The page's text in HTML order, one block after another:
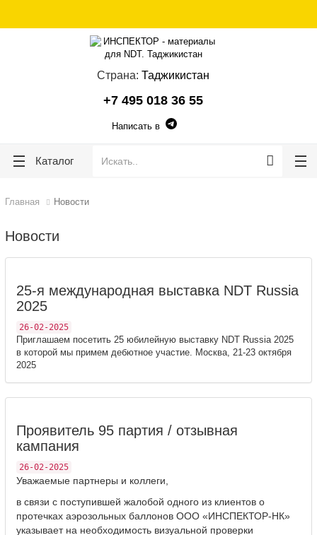
Страна: Таджикистан
+7 495 018 36 55
Написать в
Каталог
Главная Новости
Новости
25-я международная выставка NDT Russia
2025
26-02-2025
Приглашаем посетить 25 юбилейную выставку NDT Russia 2025
в которой мы примем дебютное участие. Москва, 21-23 октября
2025
Проявитель 95 партия / отзывная
кампания
26-02-2025
Уважаемые партнеры и коллеги,
в связи с поступившей жалобой одного из клиентов о
протечках аэрозольных баллонов ООО «ИНСПЕКТОР-НК»
указывает на необходимость визуальной проверки